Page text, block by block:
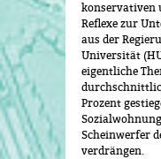
konservativen
Reflexe zur
aus der
Universität
eigentliche
Prozent
Scheinwerfer
verdrängen.